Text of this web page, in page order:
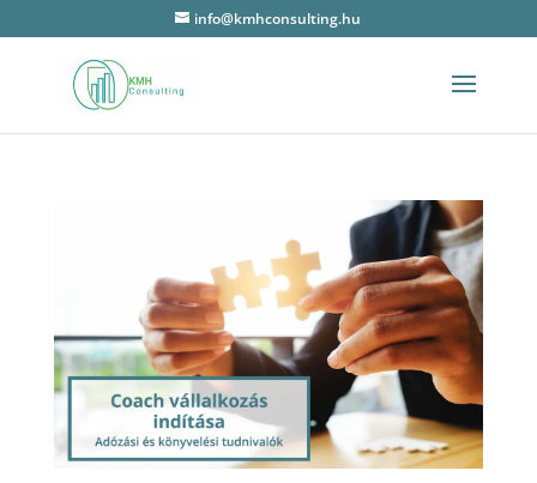
info@kmhconsulting.hu